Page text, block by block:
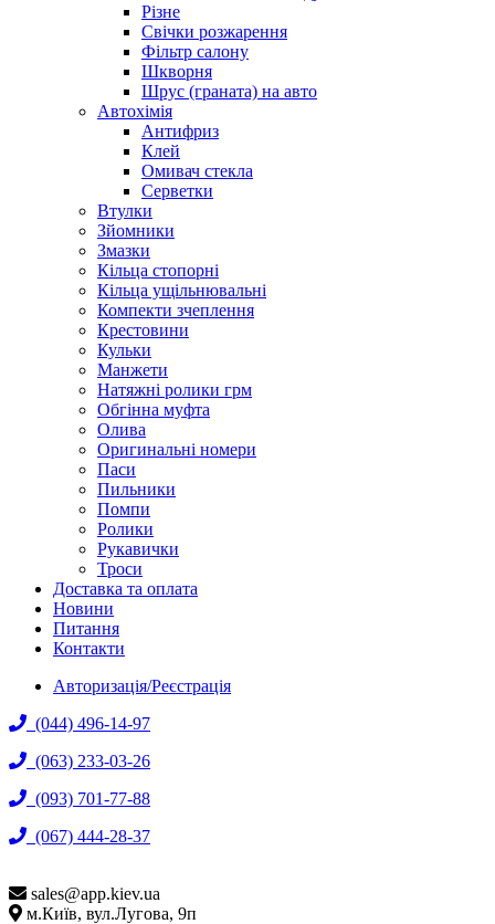
Різне
Свічки розжарення
Фільтр салону
Шкворня
Шрус (граната) на авто
Автохімія
Антифриз
Клей
Омивач стекла
Серветки
Втулки
Зйомники
Змазки
Кільца стопорні
Кільца ущільнювальні
Компекти зчеплення
Крестовини
Кульки
Манжети
Натяжні ролики грм
Обгінна муфта
Олива
Оригинальні номери
Паси
Пильники
Помпи
Ролики
Рукавички
Троси
Доставка та оплата
Новини
Питання
Контакти
Авторизація/Реєстрація
(044) 496-14-97
(063) 233-03-26
(093) 701-77-88
(067) 444-28-37
sales@app.kiev.ua
м.Київ, вул.Лугова, 9п